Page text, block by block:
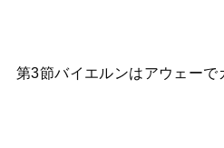
第3節バイエルンはアウェーで